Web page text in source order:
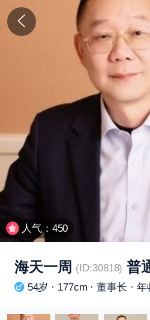
人气：450
海天一周 (ID:30818) 普
54岁 · 177cm · 董事长 ·